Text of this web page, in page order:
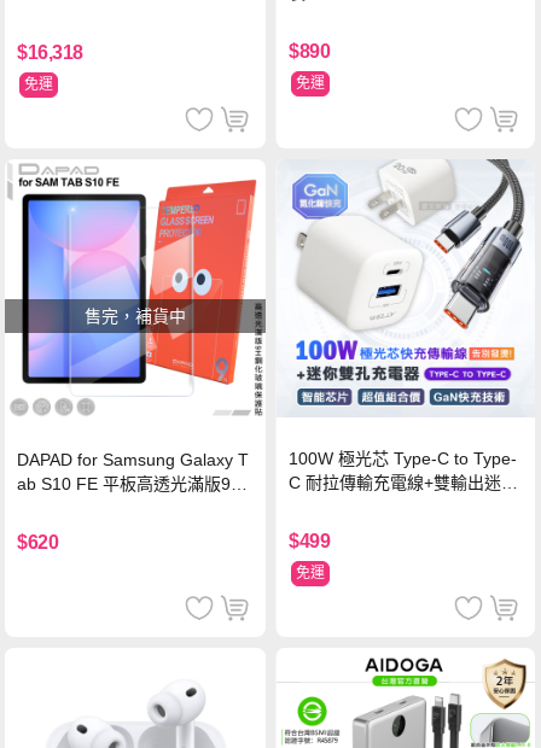
$16,318
免運
$890
免運
售完，補貨中
DAPAD for Samsung Galaxy T
ab S10 FE 平板高透光滿版9H
$620
100W 極光芯 Type-C to Type-
C 耐拉傳輸充電線+雙輸出迷你
$499
免運